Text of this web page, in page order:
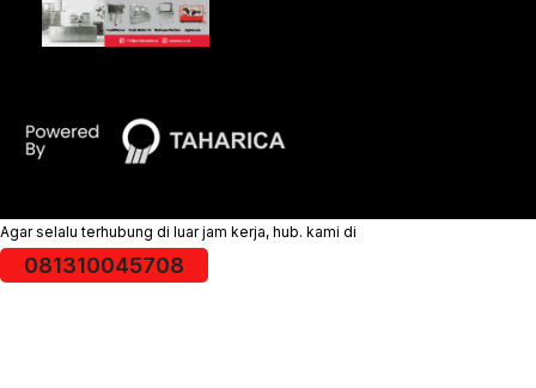
Agar selalu terhubung di luar jam kerja, hub. kami di
081310045708